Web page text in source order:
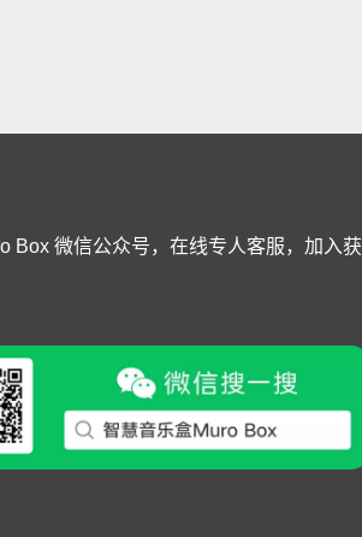
Box 微信公众号，在线专人客服，加入获